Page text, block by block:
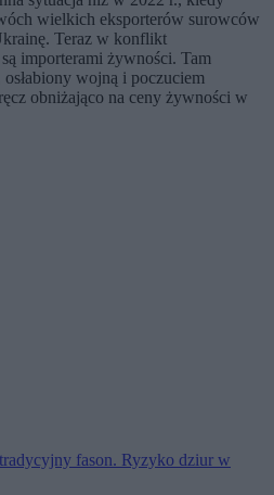
wielkich eksporterów surowców
Teraz w konflikt
importerami żywności. Tam
wojną i poczuciem
obniżająco na ceny żywności w
fason. Ryzyko dziur w